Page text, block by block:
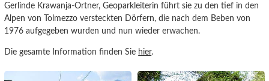
Gerlinde Krawanja-Ortner, Geoparkleiterin führt sie zu den tief in den
Alpen von Tolmezzo versteckten Dörfern, die nach dem Beben von
1976 aufgegeben wurden und nun wieder erwachen.
Die gesamte Information finden Sie hier.